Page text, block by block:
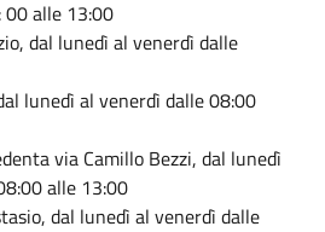
00alle 13:00
dal lunedì al venerdì dalle
lunedì al venerdì dalle 08:00
via Camillo Bezzi, dal lunedì
00alle 13:00
dal lunedì al venerdì dalle